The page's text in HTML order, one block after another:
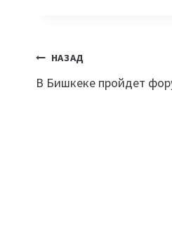
Навигация
по
НАЗАД
В Бишкеке пройдет